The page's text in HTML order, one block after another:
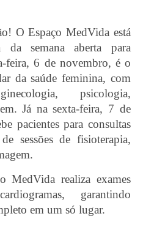
O Espaço MedVida está
semana aberta para
feira, 6 de novembro, é o
da saúde feminina, com
psicologia,
Já na sexta-feira, 7 de
pacientes para consultas
sessões de fisioterapia,
MedVida realiza exames
garantindo
em um só lugar.